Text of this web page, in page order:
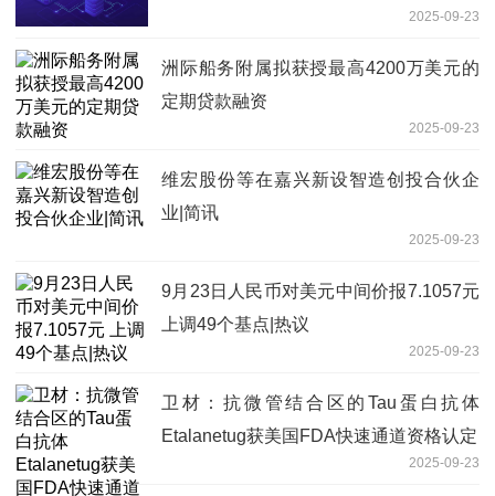
2025-09-23
洲际船务附属拟获授最高4200万美元的
定期贷款融资
2025-09-23
维宏股份等在嘉兴新设智造创投合伙企
业|简讯
2025-09-23
9月23日人民币对美元中间价报7.1057元
上调49个基点|热议
2025-09-23
卫材：抗微管结合区的Tau蛋白抗体
Etalanetug获美国FDA快速通道资格认定
2025-09-23